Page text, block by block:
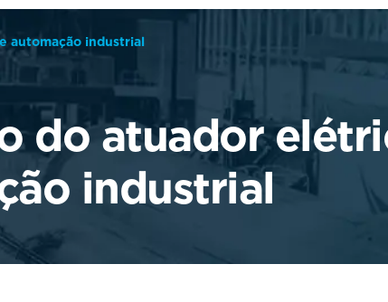
automação industrial
do atuador
industrial